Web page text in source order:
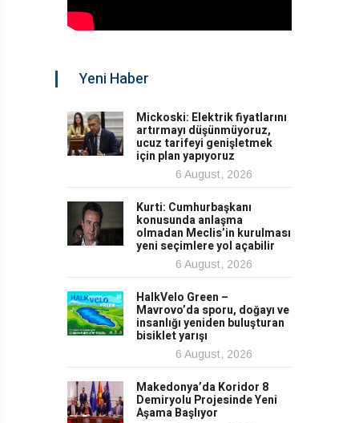
Yeni Haber
Mickoski: Elektrik fiyatlarını
artırmayı düşünmüyoruz,
ucuz tarifeyi genişletmek
için plan yapıyoruz
6 August, 2026
Kurti: Cumhurbaşkanı
konusunda anlaşma
olmadan Meclis’in kurulması
yeni seçimlere yol açabilir
6 August, 2026
HalkVelo Green –
Mavrovo’da sporu, doğayı ve
insanlığı yeniden buluşturan
bisiklet yarışı
6 August, 2026
Makedonya’da Koridor 8
Demiryolu Projesinde Yeni
Aşama Başlıyor